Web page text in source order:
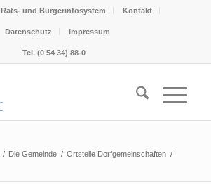
Rats- und Bürgerinfosystem Kontakt
Datenschutz Impressum
Tel. (0 54 34) 88-0
/ Die Gemeinde / Ortsteile Dorfgemeinschaften /